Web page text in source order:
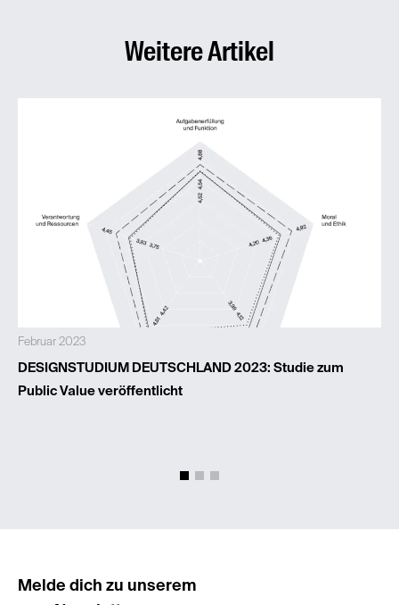
Weitere Artikel
Februar 2023
DESIGNSTUDIUM DEUTSCHLAND 2023: Studie zum
Public Value veröffentlicht
Melde dich zu unserem